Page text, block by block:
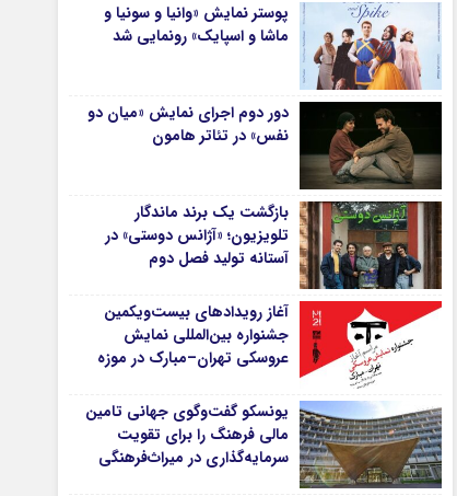
پوستر نمایش «وانیا و سونیا و
ماشا و اسپایک» رونمایی شد
دور دوم اجرای نمایش «میان دو
نفس» در تئاتر هامون
بازگشت یک برند ماندگار
تلویزیون؛ «آژانس دوستی» در
آستانه تولید فصل دوم
آغاز رویدادهای بیست‌ویکمین
جشنواره بین‌المللی نمایش
عروسکی تهران–مبارک در موزه
یونسکو گفت‌وگوی جهانی تامین
مالی فرهنگ را برای تقویت
سرمایه‌گذاری در میراث‌فرهنگی